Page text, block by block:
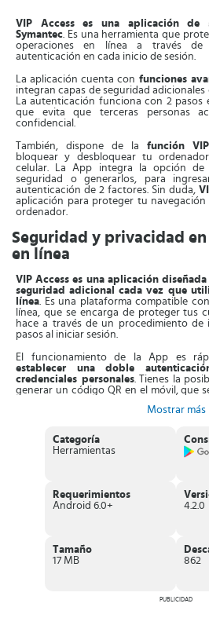
VIP Access es una aplicación de
Symantec. Es una herramienta que
operaciones en línea a través
autenticación en cada inicio de sesión.
La aplicación cuenta con funciones
integran capas de seguridad
La autenticación funciona con 2 pasos
que evita que terceras personas
confidencial.
También, dispone de la función
bloquear y desbloquear tu
celular. La App integra la opción de
seguridad o generarlos, para
autenticación de 2 factores. Sin duda,
aplicación para proteger tu
ordenador.
Seguridad y privacidad
en línea
VIP Access es una aplicación
seguridad adicional cada vez que
línea. Es una plataforma compatible
línea, que se encarga de proteger tus
hace a través de un procedimiento de
pasos al iniciar sesión.
El funcionamiento de la App es
establecer una doble
credenciales personales. Tienes la
generar un código QR en el móvil, que
verificación en cualquier transacción
Otra forma de establecer la
través del uso de la huella digitalen
Google, Facebook, eBay, PayPal, entre
Windows. Una vez que lo activas,
computador tan pronto lo detecte,
Características de VIP
Mostrar más
Categoría
Herramientas
Requerimientos
Android 6.0+
4.2.0
Tamaño
17 MB
862
PUBLICIDAD